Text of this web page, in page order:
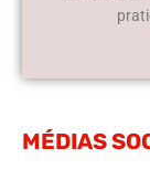
MÉDIAS